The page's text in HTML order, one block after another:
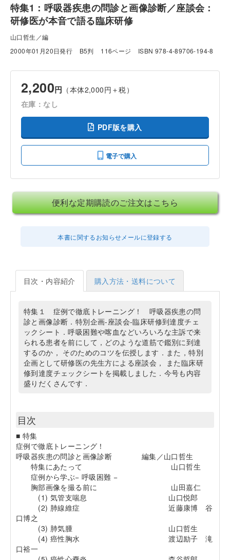
特集1：呼吸器疾患の問診と画像診断／座談会：
研修医が本音で語る臨床研修
山口哲生／編
2000年01月20日発行
B5判 116ページ ISBN 978-4-89706-194-8
2,200円 （本体2,000円＋税）
在庫：なし
PDF版を購入
電子で購入
便利な定期購読のご注文はこちら
本書に関するお知らせメールに登録する
目次・内容紹介 購入方法・送料について
特集１ 症例で徹底トレーニング！ 呼吸器疾患の問
診と画像診断．特別企画-座談会-臨床研修到達度チェ
ックシート．呼吸困難や喀血などいろいろな主訴で来
られる患者を前にして，どのような道筋で鑑別に到達
するのか， そのためのコツを伝授します．また，特別
企画として研修医の先生方による座談会， また臨床研
修到達度チェックシートを掲載しました．今号も内容
盛りだくさんです．
目次
■ 特集
症例で徹底トレーニング！
呼吸器疾患の問診と画像診断 編集／山口哲生
特集にあたって 山口哲生
症例から学ぶ− 呼吸困難 −
胸部画像を撮る前に 山田嘉仁
(1) 気管支喘息 山口悦郎
(2) 肺線維症 近藤康博 谷
口博之
(3) 肺気腫 山口哲生
(4) 癌性胸水 渡辺励子 滝
口裕一